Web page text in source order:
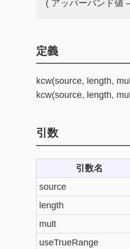
( アッパーバンド値
定義
kcw(source, length,
kcw(source, length,
引数
引数名
source
length
mult
useTrueRange